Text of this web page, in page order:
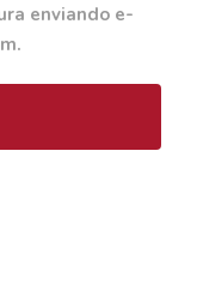
enviando e-